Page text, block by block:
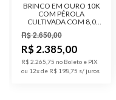
BRINCO EM OURO 10K
COM PÉROLA
CULTIVADA COM 8,0
R$ 2.650,00
R$ 2.385,00
R$ 2.265,75 no Boleto e PIX
ou 12x de R$ 198,75